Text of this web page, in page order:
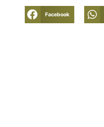
Facebook